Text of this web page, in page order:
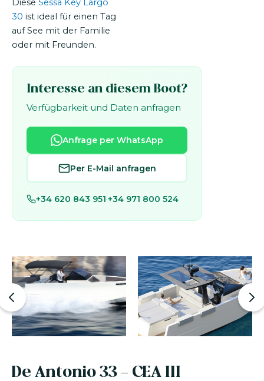
Diese Sessa Key Largo
30 ist ideal für einen Tag
auf See mit der Familie
oder mit Freunden.
Interesse an diesem Boot?
Verfügbarkeit und Daten anfragen
Anfrage per WhatsApp
Per E-Mail anfragen
+34 620 843 951·+34 971 800 524
De Antonio 33 - CEA III